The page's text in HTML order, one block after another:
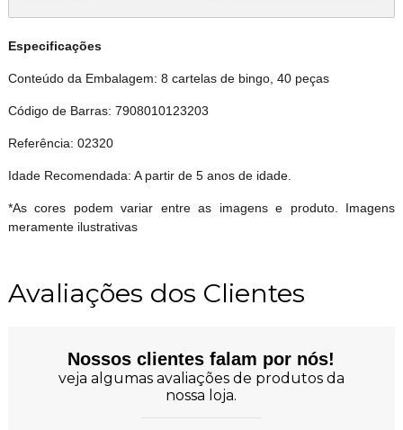
Especificações
Conteúdo da Embalagem: 8 cartelas de bingo, 40 peças
Código de Barras: 7908010123203
Referência: 02320
Idade Recomendada: A partir de 5 anos de idade.
*As cores podem variar entre as imagens e produto. Imagens
meramente ilustrativas
Avaliações dos Clientes
Nossos clientes falam por nós!
veja algumas avaliações de produtos da
nossa loja.